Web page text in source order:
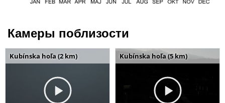
Камеры поблизости
Kubínska hoľa (2 km) Kubínska hoľa (5 km)